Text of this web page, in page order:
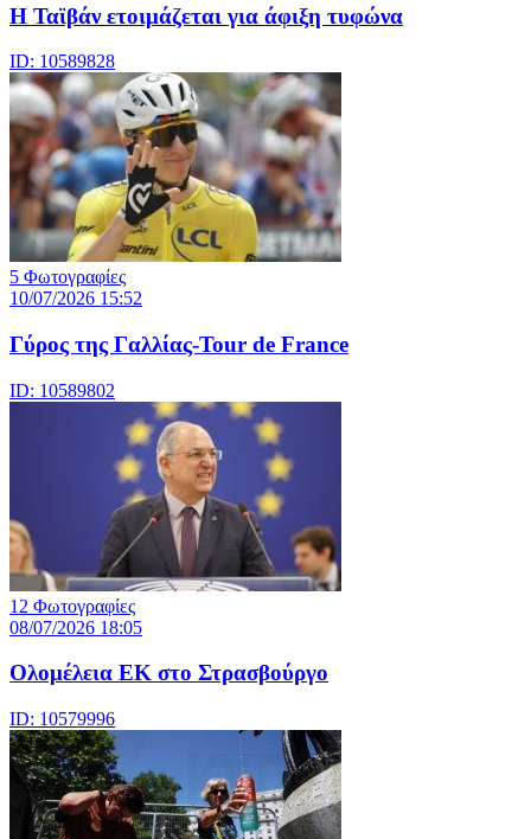
Η Ταϊβάν ετοιμάζεται για άφιξη τυφώνα
ID: 10589828
5 Φωτογραφίες
10/07/2026 15:52
Γύρος της Γαλλίας-Tour de France
ID: 10589802
12 Φωτογραφίες
08/07/2026 18:05
Ολομέλεια ΕΚ στο Στρασβούργο
ID: 10579996